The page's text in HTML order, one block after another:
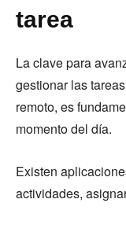
tarea
La clave para
gestionar las
remoto, es
momento del día.
Existen
actividades,